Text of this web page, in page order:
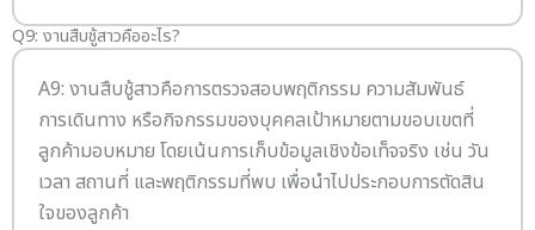
Q9: งานสืบชู้สาวคืออะไร?
A9: งานสืบชู้สาวคือการตรวจสอบพฤติกรรม ความสัมพันธ์
การเดินทาง หรือกิจกรรมของบุคคลเป้าหมายตามขอบเขตที่
ลูกค้ามอบหมาย โดยเน้นการเก็บข้อมูลเชิงข้อเท็จจริง เช่น วัน
เวลา สถานที่ และพฤติกรรมที่พบ เพื่อนำไปประกอบการตัดสิน
ใจของลูกค้า